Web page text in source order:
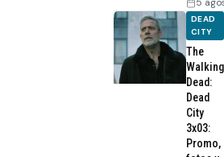
DEAD
CITY
The
Walking
Dead:
Dead
City
3x03:
Promo,